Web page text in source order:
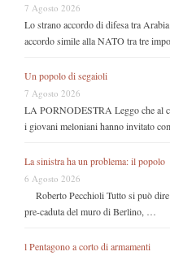
7 Agosto 2026
Lo strano accordo di difesa tra
accordo simile alla NATO tra tre
Un popolo di segaioli
7 Agosto 2026
LA PORNODESTRA Leggo che al
i giovani meloniani hanno invitato
La sinistra ha un problema: il popolo
6 Agosto 2026
Roberto Pecchioli Tutto si può
pre-caduta del muro di Berlino, …
l Pentagono a corto di armamenti